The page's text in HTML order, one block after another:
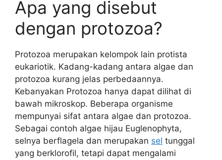
Apa yang disebut
dengan protozoa?
Protozoa merupakan kelompok lain protista
eukariotik. Kadang-kadang antara algae dan
protozoa kurang jelas perbedaannya.
Kebanyakan Protozoa hanya dapat dilihat di
bawah mikroskop. Beberapa organisme
mempunyai sifat antara algae dan protozoa.
Sebagai contoh algae hijau Euglenophyta,
selnya berflagela dan merupakan sel tunggal
yang berklorofil, tetapi dapat mengalami